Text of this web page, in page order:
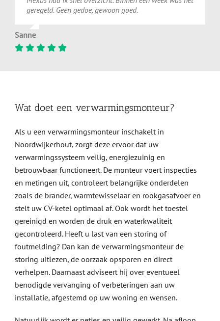
geregeld. Geen gedoe, gewoon goed.
Sanne
Wat doet een verwarmingsmonteur?
Als u een verwarmingsmonteur inschakelt in
Noordwijkerhout, zorgt deze ervoor dat uw
verwarmingssysteem veilig, energiezuinig en
betrouwbaar functioneert. De monteur voert inspecties
en metingen uit, controleert belangrijke onderdelen
zoals de brander, warmtewisselaar en rookgasafvoer en
stelt uw CV-ketel optimaal af. Ook wordt het toestel
gereinigd en worden de druk en waterkwaliteit
gecontroleerd. Heeft u last van een storing of
foutmelding? Dan kan de verwarmingsmonteur de
storing uitlezen, de oorzaak opsporen en direct
verhelpen. Daarnaast adviseert hij over eventueel
benodigde vervanging of verbeteringen aan uw
installatie, afgestemd op uw woning en wensen.